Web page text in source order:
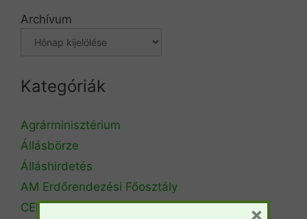
Archívum
Kategóriák
Agrárminisztérium
Állásbörze
Álláshirdetés
AM Erdőrendezési Főosztály
CEPF
×